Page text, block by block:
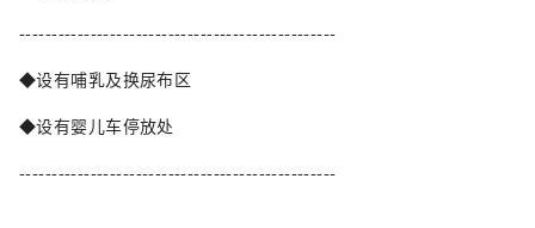
-------------------------------------------------
◆设有哺乳及换尿布区
◆设有婴儿车停放处
-------------------------------------------------